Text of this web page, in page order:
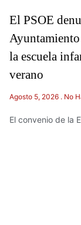
El PSOE
la escuela
verano
Agosto 5, 2026 No
El convenio de la